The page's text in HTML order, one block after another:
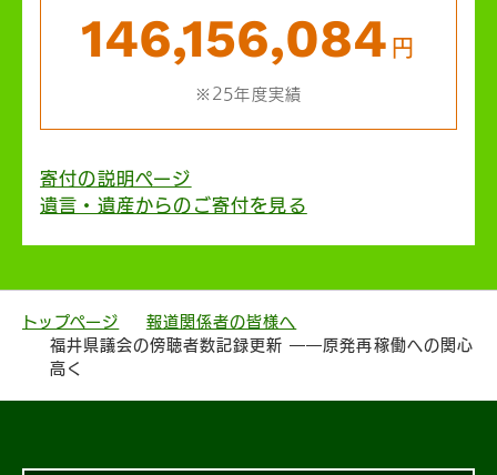
146,156,084 円
※25年度実績
寄付の説明ページ
遺言・遺産からのご寄付を見る
トップページ
報道関係者の皆様へ
福井県議会の傍聴者数記録更新 ――原発再稼働への関心
高く